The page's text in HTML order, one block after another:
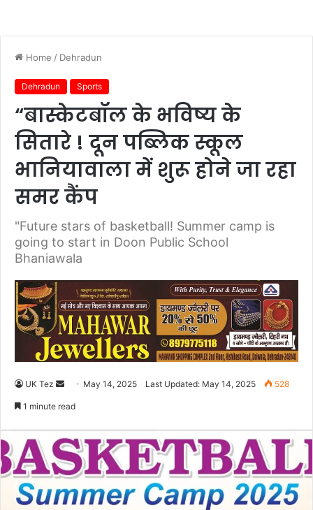
Home / Dehradun
Dehradun Sports
“बास्केटबॉल के भविष्य के
सितारे ! दून पब्लिक स्कूल
भानियावाला में शुरू होने जा रहा
समर कैंप
"Future stars of basketball! Summer camp is
going to start in Doon Public School
Bhaniawala
UK Tez
a
n
m
May 14, 2025 Last Updated: May 14, 2025 528
1 minute read